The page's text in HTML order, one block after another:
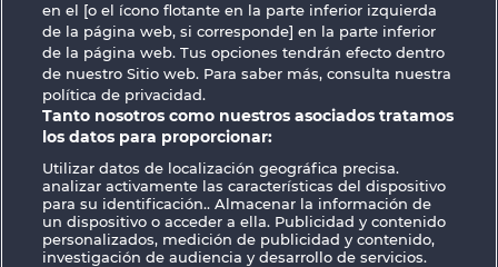
Términos y condiciones
Declaración de privacidad
Empresa
Enviar solicitud de desistimiento
en el [o el ícono flotante en la parte inferior izquierda
de la página web, si corresponde] en la parte inferior
de la página web. Tus opciones tendrán efecto dentro
de nuestro Sitio web. Para saber más, consulta nuestra
política de privacidad.
Tanto nosotros como nuestros asociados tratamos
los datos para proporcionar:
Utilizar datos de localización geográfica precisa.
analizar activamente las características del dispositivo
para su identificación.. Almacenar la información de
un dispositivo o acceder a ella. Publicidad y contenido
personalizados, medición de publicidad y contenido,
investigación de audiencia y desarrollo de servicios.